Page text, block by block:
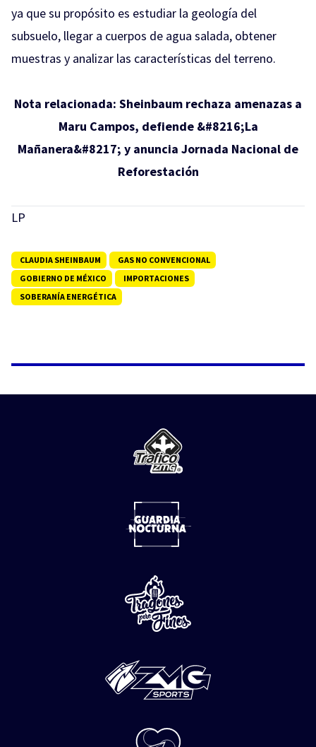
ya que su propósito es estudiar la geología del
subsuelo, llegar a cuerpos de agua salada, obtener
muestras y analizar las características del terreno.
Nota relacionada: Sheinbaum rechaza amenazas a
Maru Campos, defiende &#8216;La
Mañanera&#8217; y anuncia Jornada Nacional de
Reforestación
LP
CLAUDIA SHEINBAUM
GAS NO CONVENCIONAL
GOBIERNO DE MÉXICO
IMPORTACIONES
SOBERANÍA ENERGÉTICA